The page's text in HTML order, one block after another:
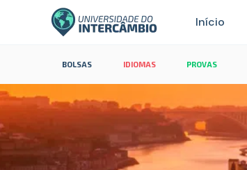
Início
BOLSAS IDIOMAS PROVAS